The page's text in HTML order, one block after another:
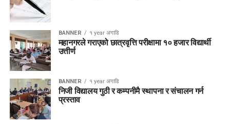
BANNER १ year अगाडि
महानगरले गराएको छात्रवृत्ति परीक्षामा १० हजार विद्यार्थी
उत्तीर्ण
BANNER १ year अगाडि
निजी विद्यालय गुठी र कम्पनीमै स्थापना र संचालन गर्न
प्रस्ताव